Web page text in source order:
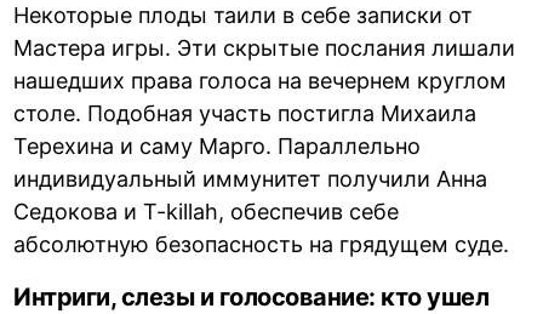
Некоторые плоды таили в себе записки от
Мастера игры. Эти скрытые послания лишали
нашедших права голоса на вечернем круглом
столе. Подобная участь постигла Михаила
Терехина и саму Марго. Параллельно
индивидуальный иммунитет получили Анна
Седокова и T-killah, обеспечив себе
абсолютную безопасность на грядущем суде.
Интриги, слезы и голосование: кто ушел